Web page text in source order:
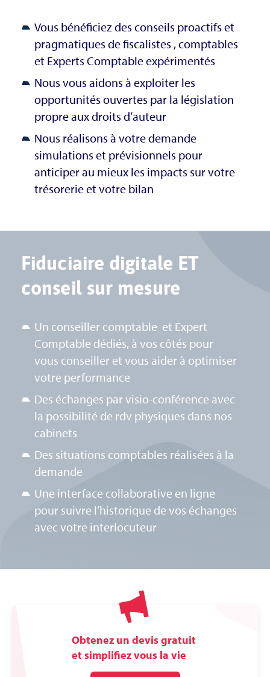
Vous bénéficiez des conseils proactifs et
pragmatiques de fiscalistes , comptables
et Experts Comptable expérimentés
Nous vous aidons à exploiter les
opportunités ouvertes par la législation
propre aux droits d’auteur
Nous réalisons à votre demande
simulations et prévisionnels pour
anticiper au mieux les impacts sur votre
trésorerie et votre bilan
Fiduciaire digitale ET
conseil sur mesure
Un conseiller comptable et Expert
Comptable dédiés, à vos côtés pour
vous conseiller et vous aider à optimiser
votre performance
Des échanges par visio-conférence avec
la possibilité de rdv physiques dans nos
cabinets
Des situations comptables réalisées à la
demande
Une interface collaborative en ligne
pour suivre l’historique de vos échanges
avec votre interlocuteur
Obtenez un devis gratuit
et simplifiez vous la vie